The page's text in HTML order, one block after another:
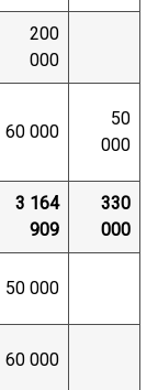
200
000
60 000
50
000
3 164
909
330
000
50 000
60 000